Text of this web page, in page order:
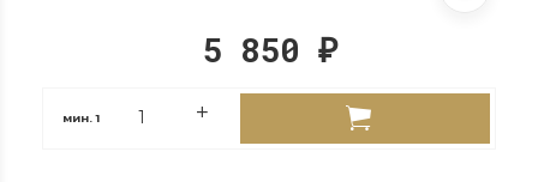
5 850 ₽
мин.1